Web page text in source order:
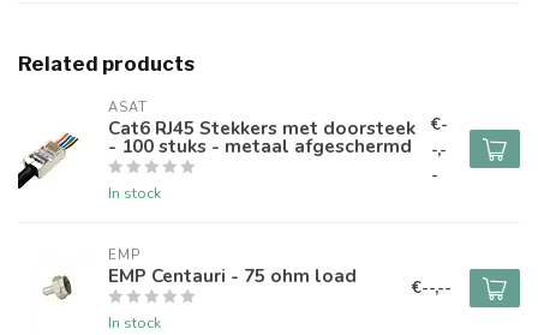
Related products
ASAT
Cat6 RJ45 Stekkers met doorsteek
- 100 stuks - metaal afgeschermd
In stock
€-
-,-
-
EMP
EMP Centauri - 75 ohm load
In stock
€--,--